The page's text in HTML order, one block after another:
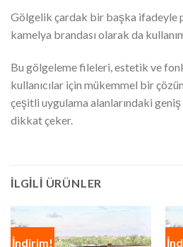
Gölgelik çardak bir başka ifadeyle
kamelya brandası olarak da
Bu gölgeleme fileleri, estetik ve
kullanıcılar için mükemmel bir
çeşitli uygulama alanlarındaki
dikkat çeker.
İLGILI ÜRÜNLER
İndirim!